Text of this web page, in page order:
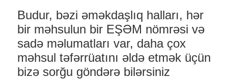
Budur, bəzi əməkdaşlıq halları, hər
bir məhsulun bir EŞƏM nömrəsi və
sadə məlumatları var, daha çox
məhsul təfərrüatını əldə etmək üçün
bizə sorğu göndərə bilərsiniz